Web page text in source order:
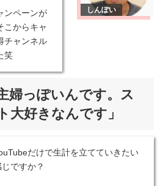
ンペーンが
こからキャ
チャンネル
笑
婦っぽいんです。ス
大好きなんです」
だけで生計を立てていきたい
ですか？